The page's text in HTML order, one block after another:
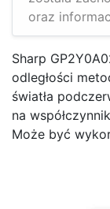
oraz
Sharp
odległości
światła
na
Może być